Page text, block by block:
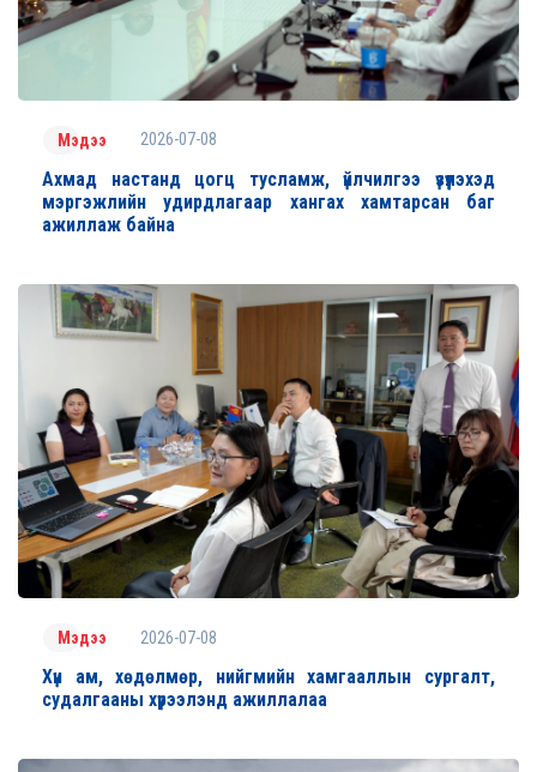
Мэдээ 2026-07-08
Ахмад настанд цогц тусламж, үйлчилгээ үзүүлэхэд
мэргэжлийн удирдлагаар хангах хамтарсан баг
ажиллаж байна
Мэдээ 2026-07-08
Хүн ам, хөдөлмөр, нийгмийн хамгааллын сургалт,
судалгааны хүрээлэнд ажиллалаа